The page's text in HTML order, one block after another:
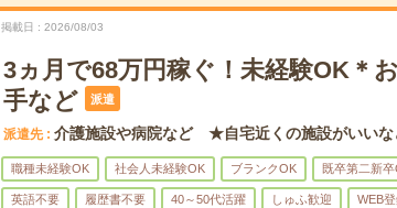
掲載日 2026/08/03
3ヵ月で68万円稼ぐ！未経験OK＊
手など
派遣
派遣先 介護施設や病院など ★自宅近くの施設がいいな
職種未経験OK 社会人未経験OK ブランクOK 既卒第二新卒
英語不要 履歴書不要 40～50代活躍 しゅふ歓迎 WEB